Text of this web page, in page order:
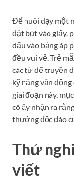
Để nuôi dạy một
đặt bút vào giấy,
dấu vào bảng áp
đều vui vẻ. Trẻ
các từ để truyền
kỹ năng vận
giai đoạn này,
cô ấy nhận ra
thưởng độc đáo
Thử
viết